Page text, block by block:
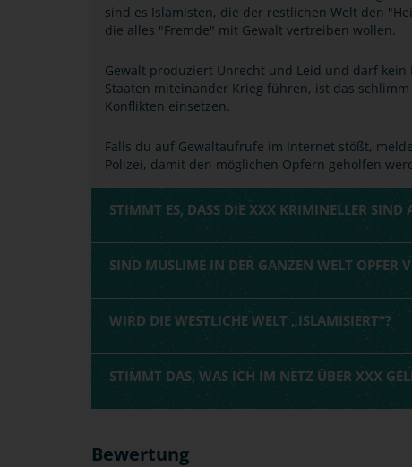
sind es Islamisten, die der restlichen Welt den
die alles "Fremde" mit Gewalt vertreiben wollen.
Gewalt produziert Unrecht und Leid und darf
Staaten miteinander Krieg führen, ist das
Konflikten einsetzen.
Falls du auf Gewaltaufrufe im Internet stößt,
Polizei, damit den möglichen Opfern geholfen
STIMMT ES, DASS DIE XXX KRIMINELLER SIND
SIND MUSLIME IN DER GANZEN WELT OPFER
WIRD DIE WESTLICHE WELT „ISLAMISIERT“?
STIMMT DAS, WAS ICH IM NETZ ÜBER XXX
Bewertung